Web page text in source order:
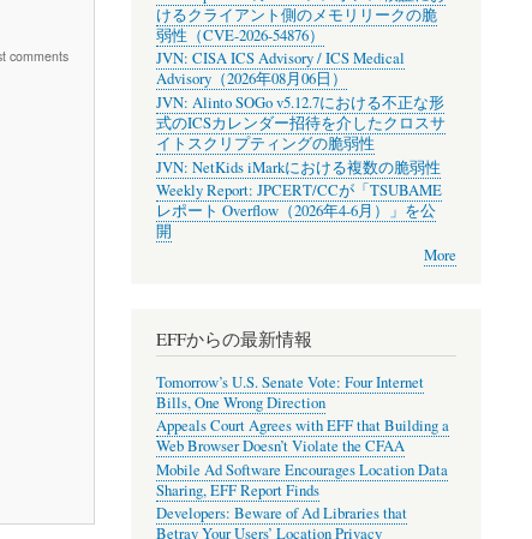
comments
けるクライアント側のメモリリークの脆
弱性（CVE-2026-54876）
JVN: CISA ICS Advisory / ICS Medical
Advisory（2026年08月06日）
JVN: Alinto SOGo v5.12.7における不正な形
式のICSカレンダー招待を介したクロスサ
イトスクリプティングの脆弱性
JVN: NetKids iMarkにおける複数の脆弱性
Weekly Report: JPCERT/CCが「TSUBAME
レポート Overflow（2026年4-6月）」を公
開
More
EFFからの最新情報
Tomorrow’s U.S. Senate Vote: Four Internet
Bills, One Wrong Direction
Appeals Court Agrees with EFF that Building a
Web Browser Doesn’t Violate the CFAA
Mobile Ad Software Encourages Location Data
Sharing, EFF Report Finds
Developers: Beware of Ad Libraries that
Betray Your Users’ Location Privacy